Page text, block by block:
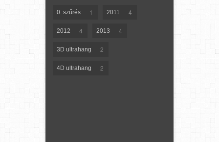
0. szűrés 1 2011 4
2012 4 2013 4
3D ultrahang 2
4D ultrahang 2